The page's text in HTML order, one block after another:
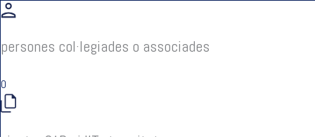
persones col·legiades o associades
0